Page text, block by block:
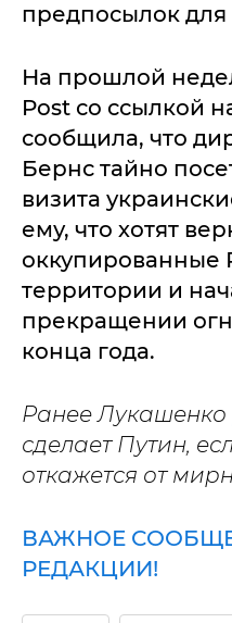
предпосылок для
На прошлой
Post со ссылкой
сообщила, что
Бернс тайно
визита
ему, что хотят
оккупированные
территории и
прекращении
конца года.
Ранее Лукашенко
сделает Путин,
откажется от
ВАЖНОЕ
РЕДАКЦИИ!